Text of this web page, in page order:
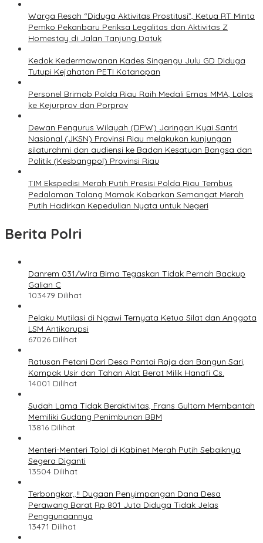
Warga Resah “Diduga Aktivitas Prostitusi”, Ketua RT Minta
Pemko Pekanbaru Periksa Legalitas dan Aktivitas Z
Homestay di Jalan Tanjung Datuk
Kedok Kedermawanan Kades Singengu Julu GD Diduga
Tutupi Kejahatan PETI Kotanopan
Personel Brimob Polda Riau Raih Medali Emas MMA, Lolos
ke Kejurprov dan Porprov
Dewan Pengurus Wilayah (DPW) Jaringan Kyai Santri
Nasional (JKSN) Provinsi Riau melakukan kunjungan
silaturahmi dan audiensi ke Badan Kesatuan Bangsa dan
Politik (Kesbangpol) Provinsi Riau
TIM Ekspedisi Merah Putih Presisi Polda Riau Tembus
Pedalaman Talang Mamak Kobarkan Semangat Merah
Putih Hadirkan Kepedulian Nyata untuk Negeri
Berita Polri
Danrem 031/Wira Bima Tegaskan Tidak Pernah Backup
Galian C
103479 Dilihat
Pelaku Mutilasi di Ngawi Ternyata Ketua Silat dan Anggota
LSM Antikorupsi
67026 Dilihat
Ratusan Petani Dari Desa Pantai Raja dan Bangun Sari,
Kompak Usir dan Tahan Alat Berat Milik Hanafi Cs.
14001 Dilihat
Sudah Lama Tidak Beraktivitas, Frans Gultom Membantah
Memiliki Gudang Penimbunan BBM
13816 Dilihat
Menteri-Menteri Tolol di Kabinet Merah Putih Sebaiknya
Segera Diganti
13504 Dilihat
Terbongkar,,!! Dugaan Penyimpangan Dana Desa
Perawang Barat Rp 801 Juta Diduga Tidak Jelas
Penggunaannya
13471 Dilihat